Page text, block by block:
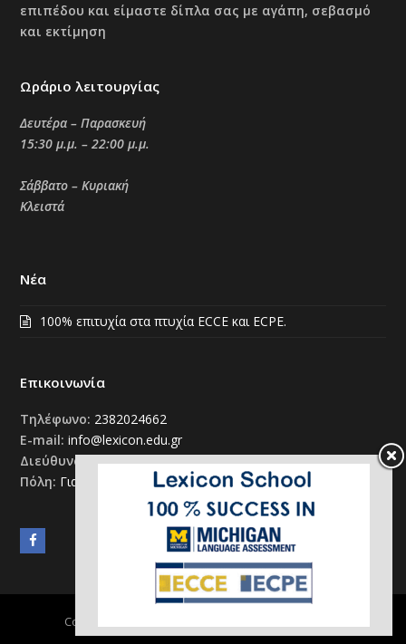
επιπέδου και είμαστε δίπλα σας με αγάπη, σεβασμό
και εκτίμηση
Ωράριο λειτουργίας
Δευτέρα – Παρασκευή
15:30 μ.μ. – 22:00 μ.μ.
Σάββατο – Κυριακή
Κλειστά
Νέα
100% επιτυχία στα πτυχία ECCE και ECPE.
Επικοινωνία
Τηλέφωνο: 2382024662
E-mail: info@lexicon.edu.gr
Διεύθυνση:Χατζηδημητρίου 17
Πόλη: Γιαννιτσά 58100
Facebook
Copyright